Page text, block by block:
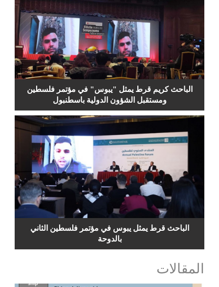
الباحث كريم قرط يمثل "يبوس" في مؤتمر فلسطين
ومستقبل الشؤون الدولية باسطنبول
الباحث قرط يمثل يبوس في مؤتمر فلسطين الثاني
بالدوحة
المقالات